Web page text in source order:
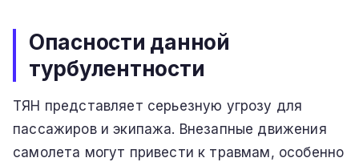
Опасности данной
турбулентности
ТЯН представляет серьезную угрозу для
пассажиров и экипажа. Внезапные движения
самолета могут привести к травмам, особенно